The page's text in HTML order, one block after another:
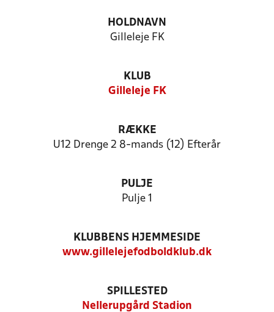
HOLDNAVN
Gilleleje FK
KLUB
Gilleleje FK
RÆKKE
U12 Drenge 2 8-mands (12) Efterår
PULJE
Pulje 1
KLUBBENS HJEMMESIDE
www.gillelejefodboldklub.dk
SPILLESTED
Nellerupgård Stadion